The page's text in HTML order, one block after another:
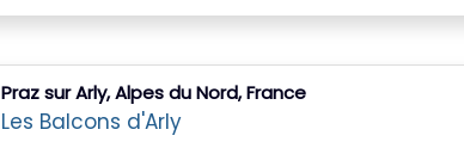
Praz sur Arly, Alpes du Nord, France
Les Balcons d'Arly